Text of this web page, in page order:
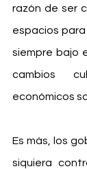
razón de ser
espacios
siempre bajo
cambios
económicos
Es más, los
siquiera